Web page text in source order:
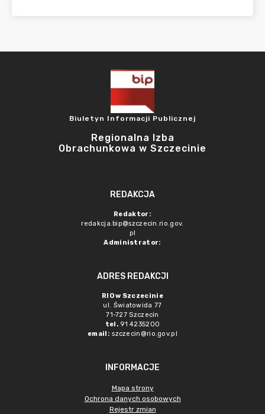
Biuletyn Informacji Publicznej
Regionalna Izba
Obrachunkowa w Szczecinie
REDAKCJA
Redaktor:
redakcja.bip@szczecin.rio.gov.
pl
Administrator:
ADRES REDAKCJI
RIO w Szczecinie
ul. Światowida 77
71-727 Szczecin
tel. 91 4235200
email: szczecin@rio.gov.pl
INFORMACJE
Mapa strony
Ochrona danych osobowych
Rejestr zmian